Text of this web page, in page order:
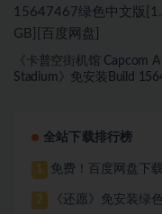
《卡普空街机馆 Capcom
Stadium》免安装Build
全站下载排行榜
1 免费！百度网盘下
2
《还愿》免安装绿